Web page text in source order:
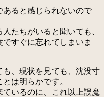
ると感じられないので
たちがいると聞いても、
すぐに忘れてしまいま
、現状を見ても、沈没寸
は明らかです。
いるのに、これ以上誤魔